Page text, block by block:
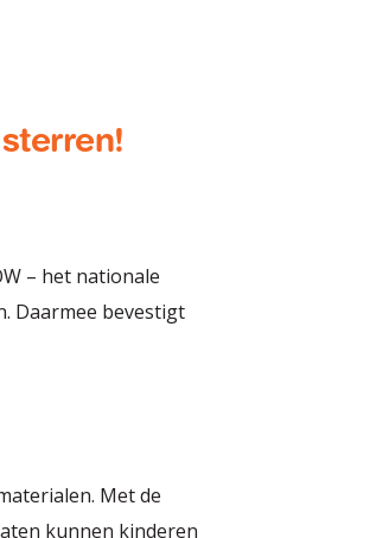
– het nationale
Daarmee bevestigt
Met de
kunnen kinderen